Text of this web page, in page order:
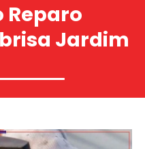
Reparo
Jardim